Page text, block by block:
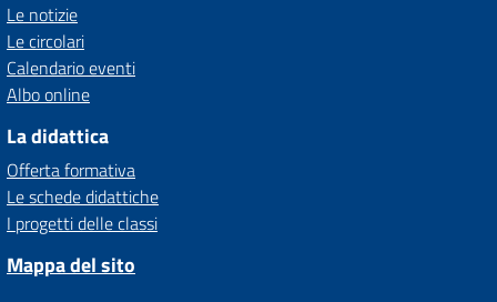
Le notizie
Le circolari
Calendario eventi
Albo online
La didattica
Offerta formativa
Le schede didattiche
I progetti delle classi
Mappa del sito